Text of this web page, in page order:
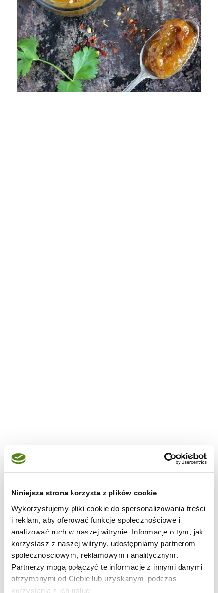
Niniejsza strona korzysta z plików cookie
Wykorzystujemy pliki cookie do spersonalizowania treści
i reklam, aby oferować funkcje społecznościowe i
analizować ruch w naszej witrynie. Informacje o tym, jak
korzystasz z naszej witryny, udostępniamy partnerom
społecznościowym, reklamowym i analitycznym.
Partnerzy mogą połączyć te informacje z innymi danymi
otrzymanymi od Ciebie lub uzyskanymi podczas
korzystania z ich usług.